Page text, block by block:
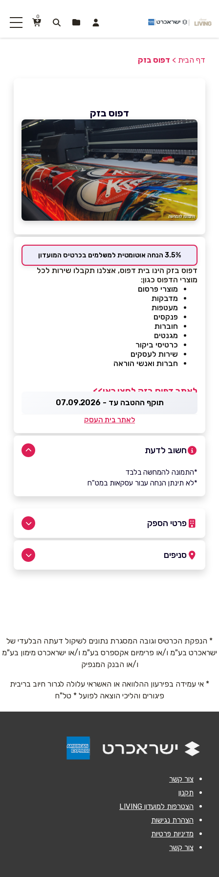
0
דף הבית > דפוס בזק
דפוס בזק
3.5% הנחה אוטומטית למשלמים בכרטיס המועדון
דפוס בזק הינו בית דפוס, אצלנו תקבלו שירות לכל
מוצרי הדפוס כגון:
מוצרי פרסום
מדבקות
מעטפות
פנקסים
חוברות
מגנטים
כרטיסי ביקור
שירות לעסקים
חברות ואנשי הוראה
לאתר דפוס בזק לחצו כאן>>
תוקף ההטבה עד - 07.09.2026
לאתר בית העסק
חשוב לדעת
*התמונה להמחשה בלבד
*לא תינתן הנחה עבור עסקאות במט"ח
פרטי הספק
באתר
טלפון*
אימייל*
סניפים
* הנפקת הכרטיס וגובה המסגרת נתונים לשיקול דעתה הבלעדי של
ישראכרט בע"מ ו/או פרימיום אקספרס בע"מ ו/או ישראכרט מימון בע"מ
ו/או הבנק המנפיק
* אי עמידה בפירעון ההלוואה או האשראי עלולה לגרור חיוב בריבית
פיגורים והליכי הוצאה לפועל * טל"ח
צור קשר
תקנון
הצטרפות למועדון LIVING
הצהרת נגישות
מדיניות פרטיות
צור קשר